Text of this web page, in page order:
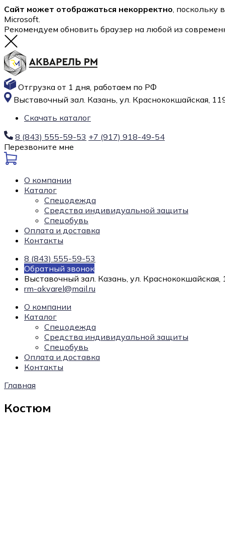
Сайт может отображаться некорректно, поскольку
Microsoft.
Рекомендуем обновить браузер на любой из
Отгрузка от 1 дня, работаем по РФ
Выставочный зал. Казань, ул. Краснококшайская,
Скачать каталог
8 (843) 555-59-53 +7 (917) 918-49-54
Перезвоните мне
О компании
Каталог
Спецодежда
Средства индивидуальной защиты
Спецобувь
Оплата и доставка
Контакты
8 (843) 555-59-53
Обратный звонок
Выставочный зал. Казань, ул. Краснококшайская,
rm-akvarel@mail.ru
О компании
Каталог
Спецодежда
Средства индивидуальной защиты
Спецобувь
Оплата и доставка
Контакты
Главная
Костюм